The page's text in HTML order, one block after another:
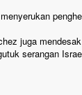
juga
serangan